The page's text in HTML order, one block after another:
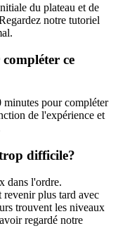
du plateau et de
notre tutoriel
ce
minutes pour compléter
de l'expérience et
difficile?
dans l'ordre.
revenir plus tard avec
trouvent les niveaux
regardé notre